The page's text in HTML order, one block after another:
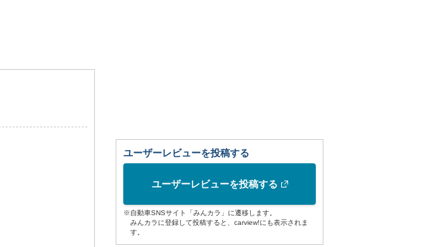
ユーザーレビューを投稿する
ユーザーレビューを投稿する
※自動車SNSサイト「みんカラ」に遷移します。
みんカラに登録して投稿すると、carview!にも表示されま
す。